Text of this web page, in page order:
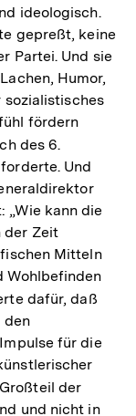
ideologisch.
gepreßt, keine
Partei. Und sie
Humor,
fördern
des 6.
Und
kann die
der Zeit
Mitteln
Wohlbefinden
dafür, daß
den
für die
der
und nicht in